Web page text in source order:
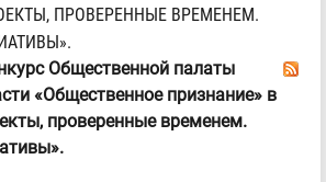
ПРОВЕРЕННЫЕ ВРЕМЕНЕМ.
Общественной палаты
«Общественное признание» в
проверенные временем.